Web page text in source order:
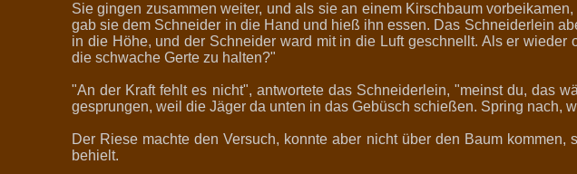
Sie gingen zusammen weiter, und als sie an einem Kirschbaum
gab sie dem Schneider in die Hand und hieß ihn essen. Das Schneiderlein
in die Höhe, und der Schneider ward mit in die Luft geschnellt. Als er
die schwache Gerte zu halten?"
"An der Kraft fehlt es nicht", antwortete das Schneiderlein, "meinst du, das
gesprungen, weil die Jäger da unten in das Gebüsch schießen. Spring nach,
Der Riese machte den Versuch, konnte aber nicht über den Baum
behielt.